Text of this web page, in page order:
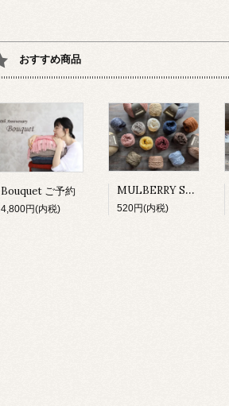
おすすめ商品
Bouquet ご予約
4,800円(内税)
MULBERRY SILK 試し編み
520円(内税)